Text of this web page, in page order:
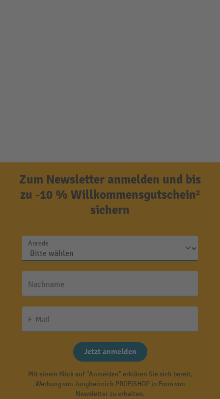
Zum Newsletter anmelden und bis
zu -10 % Willkommensgutschein²
sichern
Anrede
Nachname
E-Mail
Jetzt anmelden
Mit einem Klick auf "Anmelden" erklären Sie sich bereit,
Werbung von Jungheinrich PROFISHOP in Form von
Newsletter zu erhalten.